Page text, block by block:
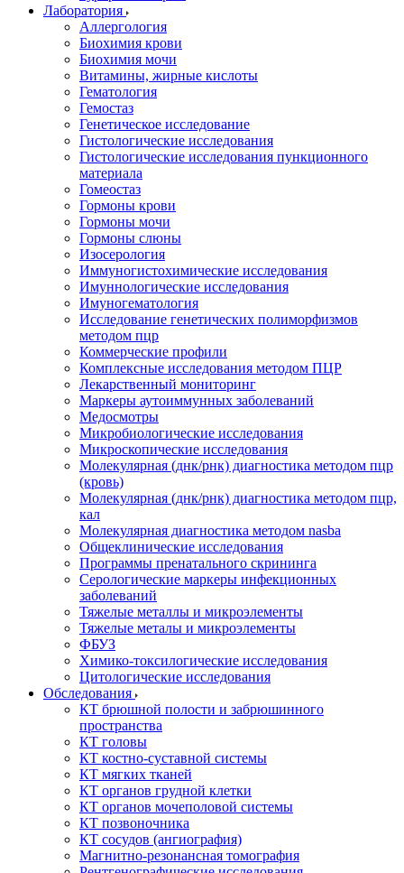
Лаборатория
Аллергология
Биохимия крови
Биохимия мочи
Витамины, жирные кислоты
Гематология
Гемостаз
Генетическое исследование
Гистологические исследования
Гистологические исследования пункционного
материала
Гомеостаз
Гормоны крови
Гормоны мочи
Гормоны слюны
Изосерология
Иммуногистохимические исследования
Имуннологические исследования
Имуногематология
Исследование генетических полиморфизмов
методом пцр
Коммерческие профили
Комплексные исследования методом ПЦР
Лекарственный мониторинг
Маркеры аутоиммунных заболеваний
Медосмотры
Микробиологические исследования
Микроскопические исследования
Молекулярная (днк/рнк) диагностика методом пцр
(кровь)
Молекулярная (днк/рнк) диагностика методом пцр,
кал
Молекулярная диагностика методом nasba
Общеклинические исследования
Программы пренатального скрининга
Серологические маркеры инфекционных
заболеваний
Тяжелые металлы и микроэлементы
Тяжелые металы и микроэлементы
ФБУЗ
Химико-токсилогические исследования
Цитологические исследования
Обследования
КТ брюшной полости и забрюшинного
пространства
КТ головы
КТ костно-суставной системы
КТ мягких тканей
КТ органов грудной клетки
КТ органов мочеполовой системы
КТ позвоночника
КТ сосудов (ангиография)
Магнитно-резонансная томография